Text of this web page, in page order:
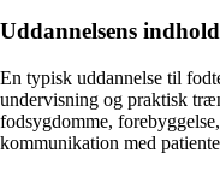
Uddannelsens indhold
En typisk uddannelse til
undervisning og praktisk
fodsygdomme,
kommunikation med